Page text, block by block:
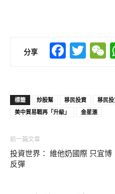
分享
標籤 炒股幫 移民投資
移民投
美中貿易戰再「升級」
金星滙
前一篇文章
投資世界： 維他奶國際 只宜博
反彈